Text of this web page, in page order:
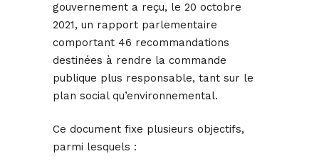
gouvernement a reçu, le 20 octobre
2021, un rapport parlementaire
comportant 46 recommandations
destinées à rendre la commande
publique plus responsable, tant sur le
plan social qu’environnemental.
Ce document fixe plusieurs objectifs,
parmi lesquels :